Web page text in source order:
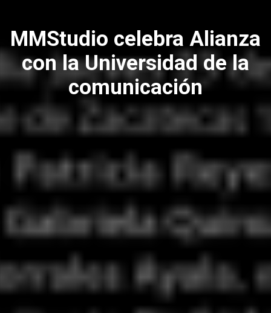
MMStudio celebra Alianza
con la Universidad de la
comunicación